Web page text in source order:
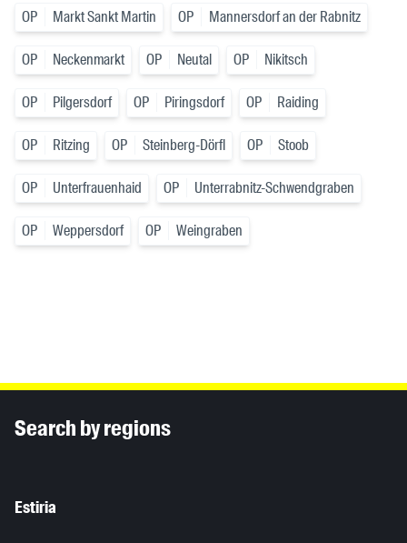
OP Markt Sankt Martin OP Mannersdorf an der Rabnitz
OP Neckenmarkt OP Neutal OP Nikitsch
OP Pilgersdorf OP Piringsdorf OP Raiding
OP Ritzing OP Steinberg-Dörfl OP Stoob
OP Unterfrauenhaid OP Unterrabnitz-Schwendgraben
OP Weppersdorf OP Weingraben
Search by regions
Estiria